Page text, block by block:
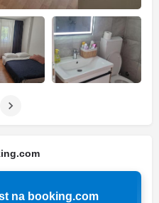
na booking.com